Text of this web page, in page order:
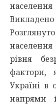
рівня
фактори,
Україні в
напрями